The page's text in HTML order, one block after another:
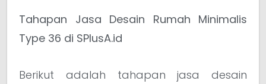
Tahapan Jasa Desain Rumah Minimalis
Type 36 di SPlusA.id
Berikut adalah tahapan jasa desain